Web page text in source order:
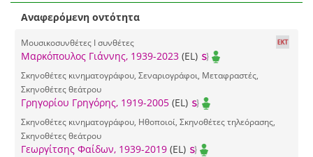
Αναφερόμενη οντότητα
Μουσικοσυνθέτες I συνθέτες
Μαρκόπουλος Γιάννης, 1939-2023 (EL)
Σκηνοθέτες κινηματογράφου, Σεναριογράφοι, Μεταφραστές,
Σκηνοθέτες θεάτρου
Γρηγορίου Γρηγόρης, 1919-2005 (EL)
Σκηνοθέτες κινηματογράφου, Ηθοποιοί, Σκηνοθέτες τηλεόρασης,
Σκηνοθέτες θεάτρου
Γεωργίτσης Φαίδων, 1939-2019 (EL)